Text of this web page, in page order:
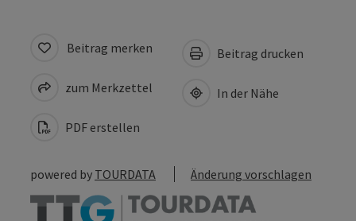
Beitrag merken
zum Merkzettel
PDF erstellen
Beitrag drucken
In der Nähe
powered by TOURDATA Änderung vorschlagen